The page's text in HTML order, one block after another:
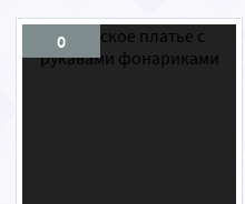
0